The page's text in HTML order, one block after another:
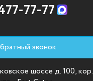
77-77
звонок
шоссе д. 100, кор.